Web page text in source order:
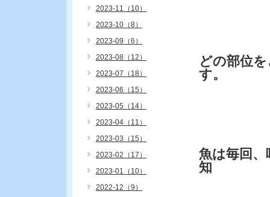
どの部位
す。
魚は毎回
知
2023-11（10）
2023-10（8）
2023-09（6）
2023-08（12）
2023-07（18）
2023-06（15）
2023-05（14）
2023-04（11）
2023-03（15）
2023-02（17）
2023-01（10）
2022-12（9）